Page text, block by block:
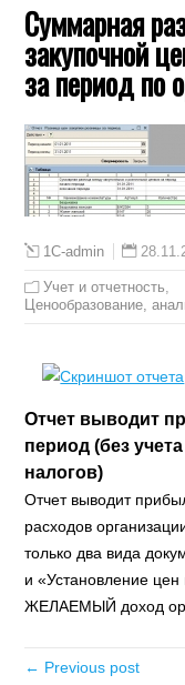
Суммарная
закупочной
за период по
1C-admin
Учет и отчетность,
Ценообразование,
Отчет выводит
период (без
налогов)
Отчет выводит
расходов
только два вида
и «Установление
ЖЕЛАЕМЫЙ доход
← Previous post